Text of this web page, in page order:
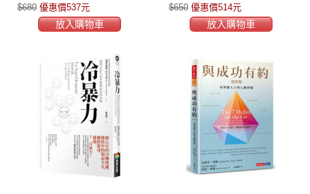
$680 優惠價537元
放入購物車
$650 優惠價514元
放入購物車